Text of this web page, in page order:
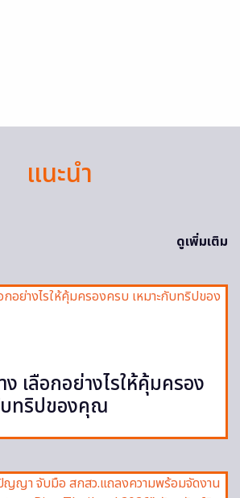
แนะนำ
ดูเพิ่มเติม
ง เลือกอย่างไรให้คุ้มครอง
บทริปของคุณ